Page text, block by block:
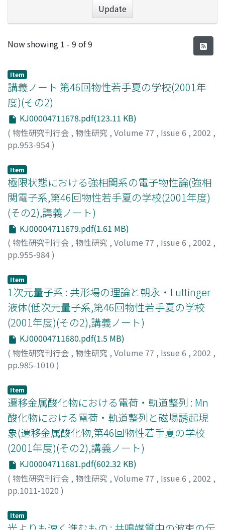
Update
Recent Submissions
Now showing 1 - 9 of 9
Item
講義ノート 第46回物性若手夏の学校(2001年
度)(その2)
KJ00004711678.pdf(123.11 KB)
( 物性研究刊行会 , 物性研究 , Volume 77 , Issue 6 , 2002 ,
pp.953-954)
Item
極限状態における強相関系の電子物性論(強相
関電子系,第46回物性若手夏の学校(2001年度)
(その2),講義ノート)
KJ00004711679.pdf(1.61 MB)
( 物性研究刊行会 , 物性研究 , Volume 77 , Issue 6 , 2002 ,
pp.955-984)
Item
1次元量子系 : 共形場の理論と朝永・Luttinger
液体(低次元量子系,第46回物性若手夏の学校
(2001年度)(その2),講義ノート)
KJ00004711680.pdf(1.5 MB)
( 物性研究刊行会 , 物性研究 , Volume 77 , Issue 6 , 2002 ,
pp.985-1010 )
Item
遷移金属酸化物における電荷・軌道整列 : Mn
酸化物における電荷・軌道整列と磁場誘起現
象(遷移金属酸化物,第46回物性若手夏の学校
(2001年度)(その2),講義ノート)
KJ00004711681.pdf(602.32 KB)
( 物性研究刊行会 , 物性研究 , Volume 77 , Issue 6 , 2002 ,
pp.1011-1020 )
Item